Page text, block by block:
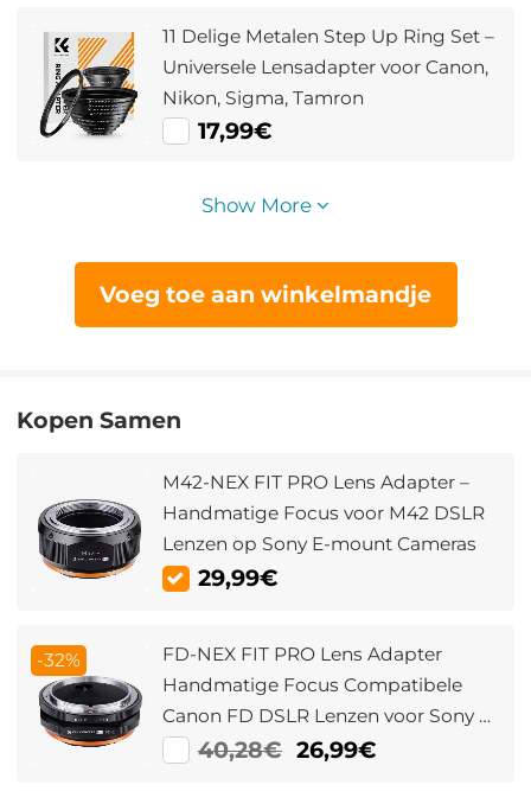
11 Delige Metalen Step Up Ring Set –
Universele Lensadapter voor Canon,
Nikon, Sigma, Tamron
17,99€
Show More
Voeg toe aan winkelmandje
Kopen Samen
M42-NEX FIT PRO Lens Adapter –
Handmatige Focus voor M42 DSLR
Lenzen op Sony E-mount Cameras
29,99€
-32%
FD-NEX FIT PRO Lens Adapter
Handmatige Focus Compatibele
Canon FD DSLR Lenzen voor Sony E
Camera Lichaam
40,28€ 26,99€